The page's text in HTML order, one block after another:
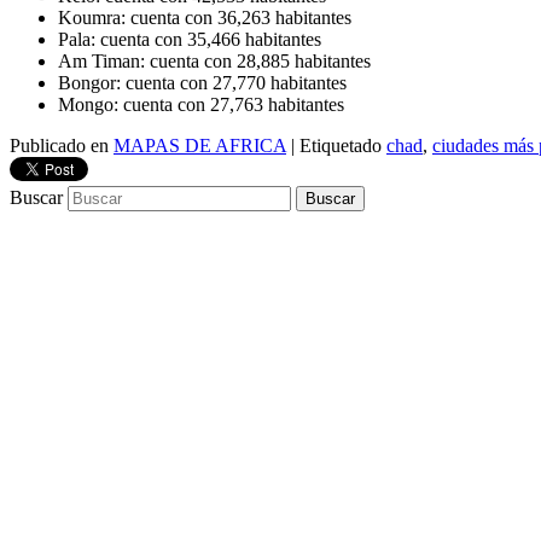
Koumra: cuenta con 36,263 habitantes
Pala: cuenta con 35,466 habitantes
Am Timan: cuenta con 28,885 habitantes
Bongor: cuenta con 27,770 habitantes
Mongo: cuenta con 27,763 habitantes
Publicado en MAPAS DE AFRICA | Etiquetado chad, ciudades más
Buscar